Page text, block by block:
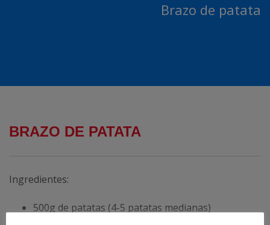
Brazo de patata
BRAZO DE PATATA
Ingredientes:
500g de patatas (4-5 patatas medianas)